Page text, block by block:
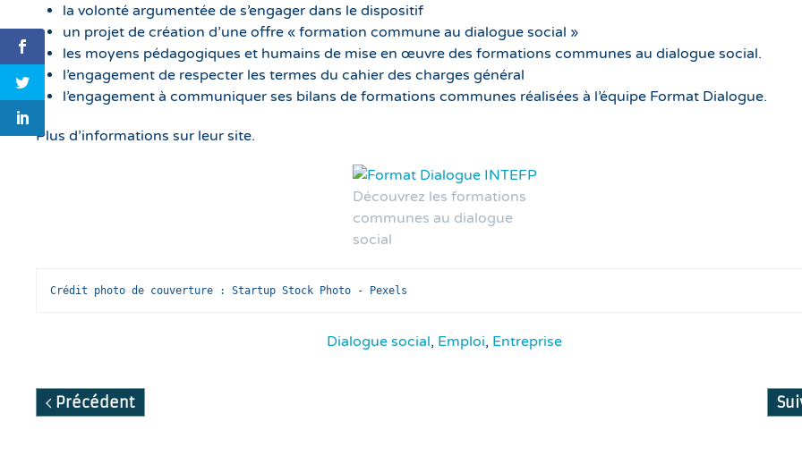
la volonté argumentée de s’engager dans le dispositif
un projet de création d’une offre « formation commune au dialogue social »
les moyens pédagogiques et humains de mise en œuvre des formations communes au dialogue social.
l’engagement de respecter les termes du cahier des charges général
l’engagement à communiquer ses bilans de formations communes réalisées à l’équipe Format Dialogue.
Plus d’informations sur leur site.
Découvrez les formations
communes au dialogue
social
Crédit photo de couverture : Startup Stock Photo - Pexels
Dialogue social, Emploi, Entreprise
Précédent